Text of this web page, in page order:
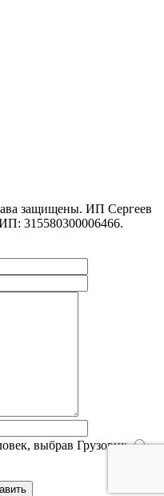
защищены. ИП Сергеев
315580300006466.
выбрав Грузовик.